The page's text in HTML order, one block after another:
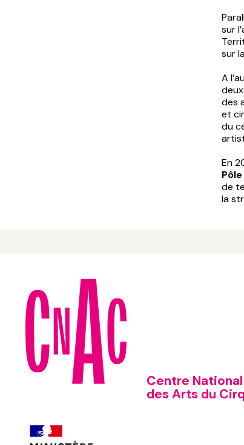
sur
sur
A
des
et
du
En
de
la
Centre National
des Arts du